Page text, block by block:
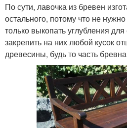
По сути, лавочка из бревен
остального, потому что не
только выкопать углубления
закрепить на них любой кусок
древесины, будь то часть